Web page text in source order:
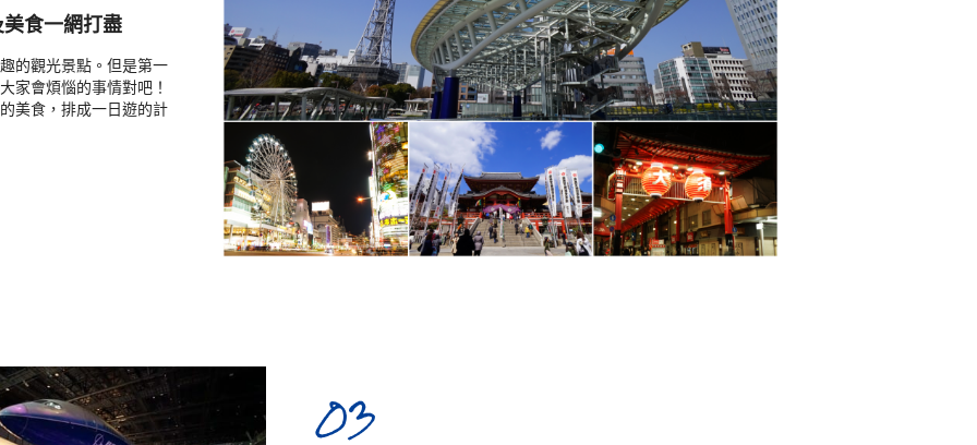
食一網打盡
的觀光景點。但是第一
家會煩惱的事情對吧！
美食，排成一日遊的計
03